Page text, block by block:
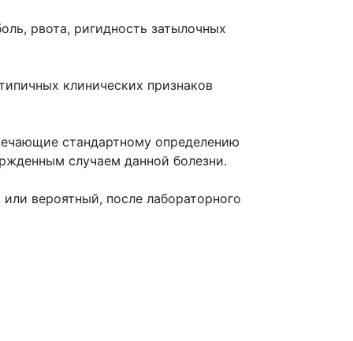
рвота, ригидность затылочных
клинических признаков
стандартному определению
случаем данной болезни.
вероятный, после лабораторного